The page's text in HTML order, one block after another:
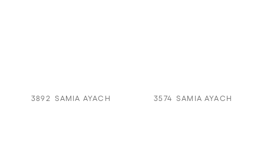
3892 SAMIA AYACH 3574 SAMIA AYACH